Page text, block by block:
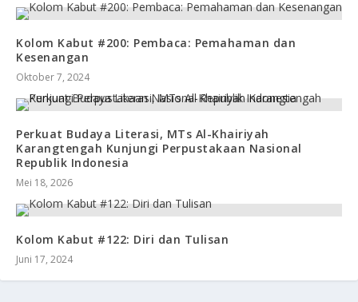
Kolom Kabut #200: Pembaca: Pemahaman dan
Kesenangan
Oktober 7, 2024
Perkuat Budaya Literasi, MTs Al-Khairiyah
Karangtengah Kunjungi Perpustakaan Nasional
Republik Indonesia
Mei 18, 2026
Kolom Kabut #122: Diri dan Tulisan
Juni 17, 2024